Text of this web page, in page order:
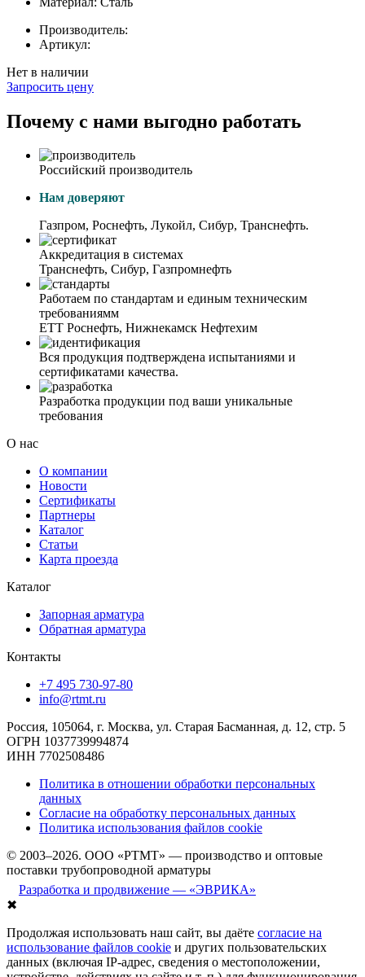
Производитель:
Артикул:
Нет в наличии
Запросить цену
Почему с нами выгодно работать
Российский производитель
Нам доверяют
Газпром, Роснефть, Лукойл, Сибур, Транснефть.
Аккредитация в системах
Транснефть, Сибур, Газпромнефть
Работаем по стандартам и единым техническим
требованиямм
ЕТТ Роснефть, Нижнекамск Нефтехим
Вся продукция подтверждена испытаниями и
сертификатами качества.
Разработка продукции под ваши уникальные
требования
О нас
О компании
Новости
Сертификаты
Партнеры
Каталог
Статьи
Карта проезда
Каталог
Запорная арматура
Обратная арматура
Контакты
+7 495 730-97-80
info@rtmt.ru
Россия, 105064, г. Москва, ул. Старая Басманная, д. 12, стр. 5
ОГРН 1037739994874
ИНН 7702508486
Политика в отношении обработки персональных
данных
Согласие на обработку персональных данных
Политика использования файлов cookie
© 2003–2026. ООО «РТМТ» — производство и оптовые
поставки трубопроводной арматуры
Разработка и продвижение — «ЭВРИКА»
✖
Продолжая использовать наш сайт, вы даёте согласие на
использование файлов cookie и других пользовательских
данных (включая IP-адрес, сведения о местоположении,